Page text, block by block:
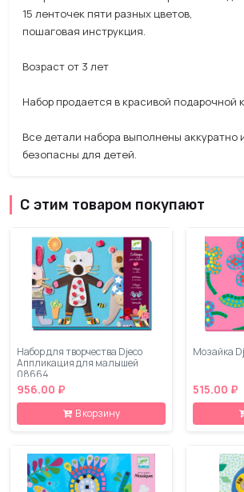
15 ленточек пяти разных цветов,
пошаговая инструкция.
Возраст от 3 лет
Набор продается в красивой подарочной
Все детали набора выполнены аккуратно
безопасны для детей.
С этим товаром покупают
Набор для творчества Djeco
Аппликация для малышей
08664
956.00 ₽
В корзину
Мозайка
515.00 ₽